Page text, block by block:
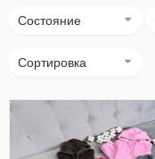
Состояние
Сортировка